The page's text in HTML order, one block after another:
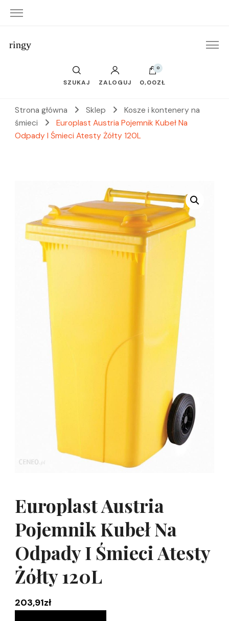
ringy
SZUKAJ ZALOGUJ
0
0,00ZŁ
Strona główna Sklep
Kosze i kontenery na
śmieci
Europlast Austria Pojemnik Kubeł Na
Odpady I Śmieci Atesty Żółty 120L
Europlast Austria
Pojemnik Kubeł Na
Odpady I Śmieci Atesty
Żółty 120L
203,91zł